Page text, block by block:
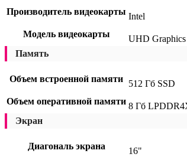
Производитель видеокарты Intel
Модель видеокарты
UHD Graphics
Память
Объем встроенной памяти 512 Гб SSD
Объем оперативной памяти 8 Гб
Экран
Диагональ экрана
16"